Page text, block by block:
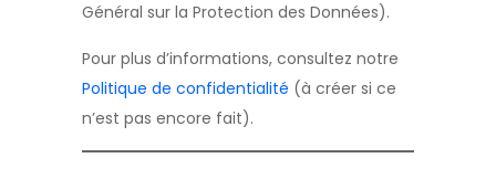
Général sur la Protection des Données).
Pour plus d’informations, consultez notre
Politique de confidentialité (à créer si ce
n’est pas encore fait).